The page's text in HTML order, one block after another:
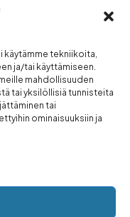
käytämme tekniikoita,
ja/tai käyttämiseen.
mahdollisuuden
tai yksilöllisiä tunnisteita
tai
ominaisuuksiin ja